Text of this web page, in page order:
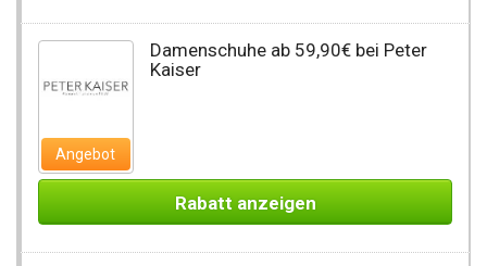
Angebot
Damenschuhe ab 59,90€ bei Peter
Kaiser
Rabatt anzeigen